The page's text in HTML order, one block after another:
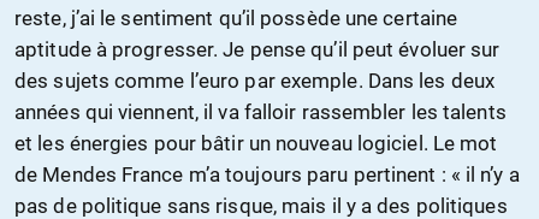
reste, j’ai le sentiment qu’il possède une certaine
aptitude à progresser. Je pense qu’il peut évoluer sur
des sujets comme l’euro par exemple. Dans les deux
années qui viennent, il va falloir rassembler les talents
et les énergies pour bâtir un nouveau logiciel. Le mot
de Mendes France m’a toujours paru pertinent : « il n’y a
pas de politique sans risque, mais il y a des politiques